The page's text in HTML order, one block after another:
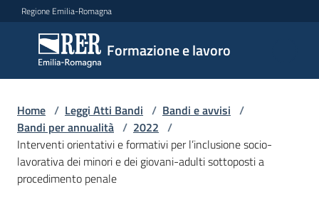
Vai al contenuto
Vai alla navigazione
Vai al footer
Regione Emilia-Romagna
Formazione e lavoro
Formazione
e lavoro
Argomenti
Novità
Home / Leggi Atti Bandi / Bandi e avvisi /
Bandi per annualità / 2022 /
Interventi orientativi e formativi per l’inclusione socio-
lavorativa dei minori e dei giovani-adulti sottoposti a
procedimento penale